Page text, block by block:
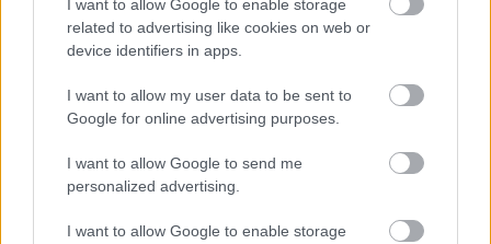
I want to allow Google to enable storage
related to advertising like cookies on web or
device identifiers in apps.
I want to allow my user data to be sent to
Google for online advertising purposes.
I want to allow Google to send me
personalized advertising.
I want to allow Google to enable storage